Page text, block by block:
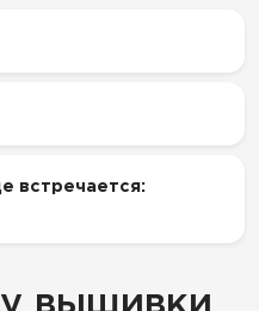
встречается:
вышивки